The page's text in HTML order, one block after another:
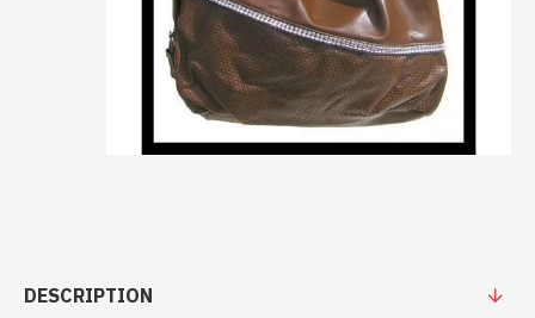
DESCRIPTION